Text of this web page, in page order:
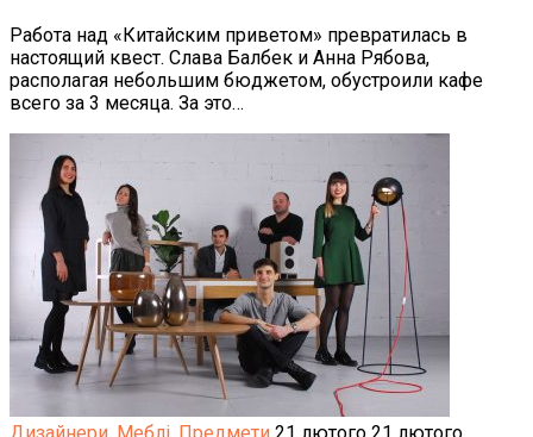
Работа над «Китайским приветом» превратилась в
настоящий квест. Слава Балбек и Анна Рябова,
располагая небольшим бюджетом, обустроили кафе
всего за 3 месяца. За это…